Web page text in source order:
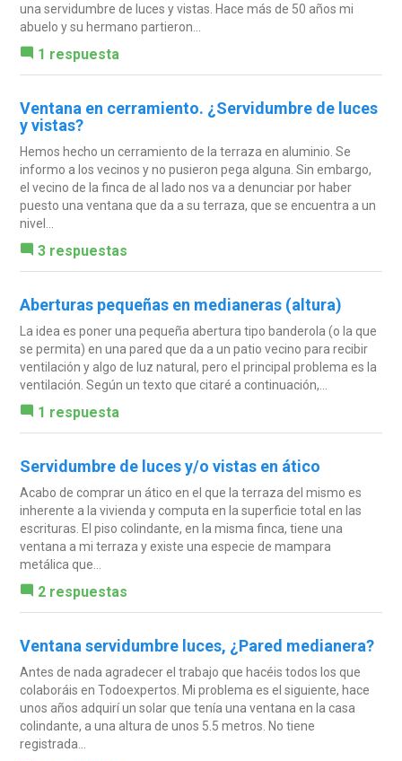
una servidumbre de luces y vistas. Hace más de 50 años mi
abuelo y su hermano partieron...
1 respuesta
Ventana en cerramiento. ¿Servidumbre de luces
y vistas?
Hemos hecho un cerramiento de la terraza en aluminio. Se
informo a los vecinos y no pusieron pega alguna. Sin embargo,
el vecino de la finca de al lado nos va a denunciar por haber
puesto una ventana que da a su terraza, que se encuentra a un
nivel...
3 respuestas
Aberturas pequeñas en medianeras (altura)
La idea es poner una pequeña abertura tipo banderola (o la que
se permita) en una pared que da a un patio vecino para recibir
ventilación y algo de luz natural, pero el principal problema es la
ventilación. Según un texto que citaré a continuación,...
1 respuesta
Servidumbre de luces y/o vistas en ático
Acabo de comprar un ático en el que la terraza del mismo es
inherente a la vivienda y computa en la superficie total en las
escrituras. El piso colindante, en la misma finca, tiene una
ventana a mi terraza y existe una especie de mampara
metálica que...
2 respuestas
Ventana servidumbre luces, ¿Pared medianera?
Antes de nada agradecer el trabajo que hacéis todos los que
colaboráis en Todoexpertos. Mi problema es el siguiente, hace
unos años adquirí un solar que tenía una ventana en la casa
colindante, a una altura de unos 5.5 metros. No tiene
registrada...